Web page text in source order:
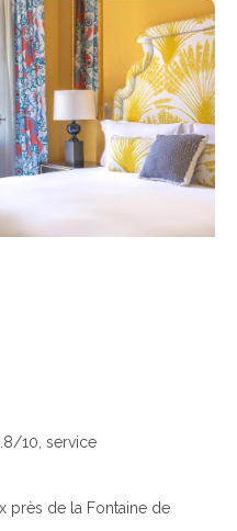
10, service
près de la Fontaine de